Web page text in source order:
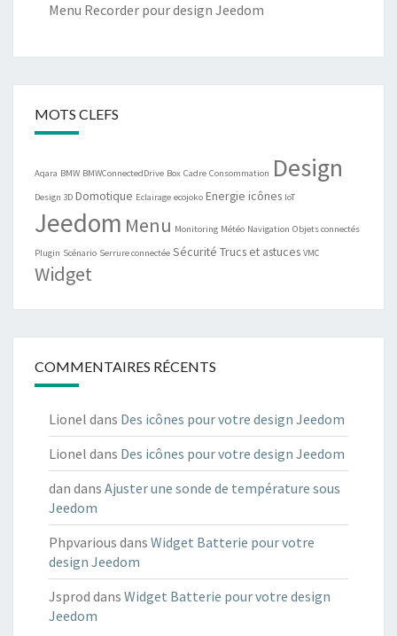
Menu Recorder pour design Jeedom
MOTS CLEFS
Aqara BMW BMWConnectedDrive Box Cadre Consommation Design
Design 3D Domotique Eclairage ecojoko Energie icônes IoT
Jeedom Menu Monitoring Météo Navigation Objets connectés
Plugin Scénario Serrure connectée Sécurité Trucs et astuces VMC
Widget
COMMENTAIRES RÉCENTS
Lionel dans Des icônes pour votre design Jeedom
Lionel dans Des icônes pour votre design Jeedom
dan dans Ajuster une sonde de température sous
Jeedom
Phpvarious dans Widget Batterie pour votre
design Jeedom
Jsprod dans Widget Batterie pour votre design
Jeedom